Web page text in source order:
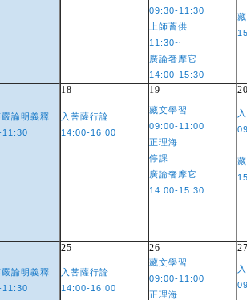
09:30-11:30
上師薈供
11:30~
廣論奢摩它
14:00-15:30
論明義釋
18
入菩薩行論
14:00-16:00
19
藏文學習
09:00-11:00
正理海
停課
廣論奢摩它
14:00-15:30
論明義釋
25
入菩薩行論
14:00-16:00
26
藏文學習
09:00-11:00
正理海